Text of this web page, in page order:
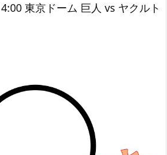
東京ドーム 巨人 vs ヤクルト